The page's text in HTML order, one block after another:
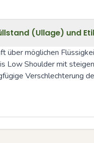
(Ullage) und
über möglichen
Low Shoulder mit
Verschlechterung